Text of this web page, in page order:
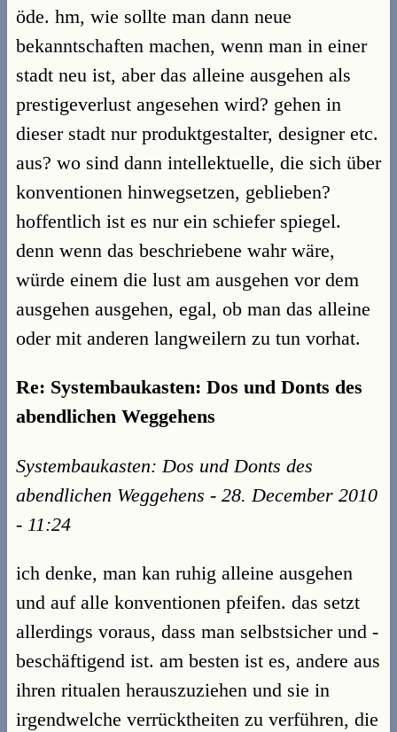
öde. hm, wie sollte man dann neue
bekanntschaften machen, wenn man in einer
stadt neu ist, aber das alleine ausgehen als
prestigeverlust angesehen wird? gehen in
dieser stadt nur produktgestalter, designer etc.
aus? wo sind dann intellektuelle, die sich über
konventionen hinwegsetzen, geblieben?
hoffentlich ist es nur ein schiefer spiegel.
denn wenn das beschriebene wahr wäre,
würde einem die lust am ausgehen vor dem
ausgehen ausgehen, egal, ob man das alleine
oder mit anderen langweilern zu tun vorhat.
Re: Systembaukasten: Dos und Donts des
abendlichen Weggehens
Systembaukasten: Dos und Donts des
abendlichen Weggehens - 28. December 2010
- 11:24
ich denke, man kan ruhig alleine ausgehen
und auf alle konventionen pfeifen. das setzt
allerdings voraus, dass man selbstsicher und -
beschäftigend ist. am besten ist es, andere aus
ihren ritualen herauszuziehen und sie in
irgendwelche verrücktheiten zu verführen, die